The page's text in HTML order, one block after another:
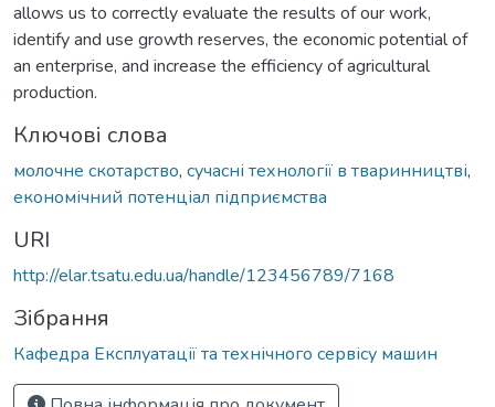
allows us to correctly evaluate the results of our work,
identify and use growth reserves, the economic potential of
an enterprise, and increase the efficiency of agricultural
production.
Ключові слова
молочне скотарство, сучасні технології в тваринництві,
економічний потенціал підприємства
URI
http://elar.tsatu.edu.ua/handle/123456789/7168
Зібрання
Кафедра Експлуатації та технічного сервісу машин